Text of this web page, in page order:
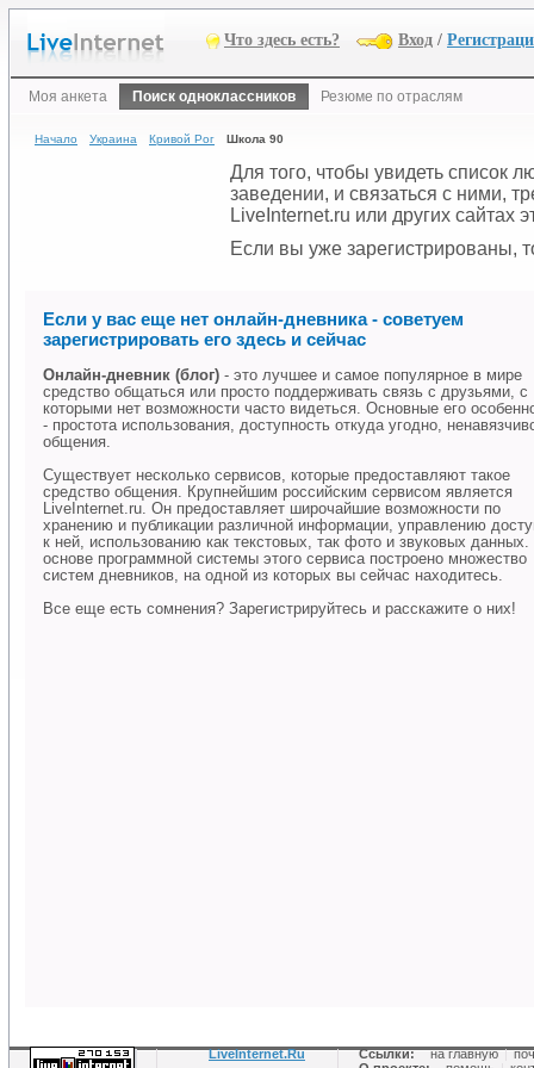
Что здесь есть? Вход /
Моя анкета Поиск одноклассников Резюме по отраслям
Начало Украина Кривой Рог Школа 90
Для того, чтобы увидеть список
заведении, и связаться с ними,
LiveInternet.ru или других сайтах
Если вы уже зарегистрированы,
Если у вас еще нет онлайн-дневника - советуем
зарегистрировать его здесь и сейчас
Онлайн-дневник (блог) - это лучшее и самое популярное в мире
средство общаться или просто поддерживать связь с друзьями, с
которыми нет возможности часто видеться. Основные его
- простота использования, доступность откуда угодно,
общения.
Существует несколько сервисов, которые предоставляют такое
средство общения. Крупнейшим российским сервисом является
LiveInternet.ru. Он предоставляет широчайшие возможности по
хранению и публикации различной информации, управлению
к ней, использованию как текстовых, так фото и звуковых
основе программной системы этого сервиса построено множество
систем дневников, на одной из которых вы сейчас находитесь.
Все еще есть сомнения? Зарегистрируйтесь и расскажите о них!
LiveInternet.Ru Ссылки: на главную |